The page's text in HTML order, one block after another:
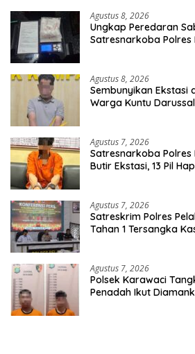
Agustus 8, 2026
Ungkap Peredaran
Satresnarkoba Polres
Agustus 8, 2026
Sembunyikan Ekstasi
Warga Kuntu
Agustus 7, 2026
Satresnarkoba Polres
Butir Ekstasi, 13 Pil
Agustus 7, 2026
Satreskrim Polres
Tahan 1 Tersangka
Agustus 7, 2026
Polsek Karawaci
Penadah Ikut